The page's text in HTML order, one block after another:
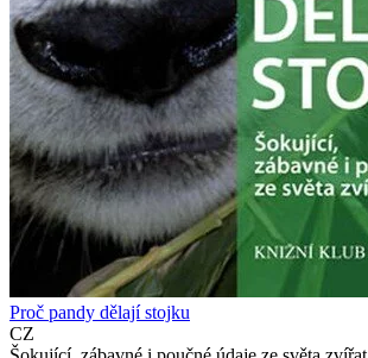
Proč pandy dělají stojku
CZ